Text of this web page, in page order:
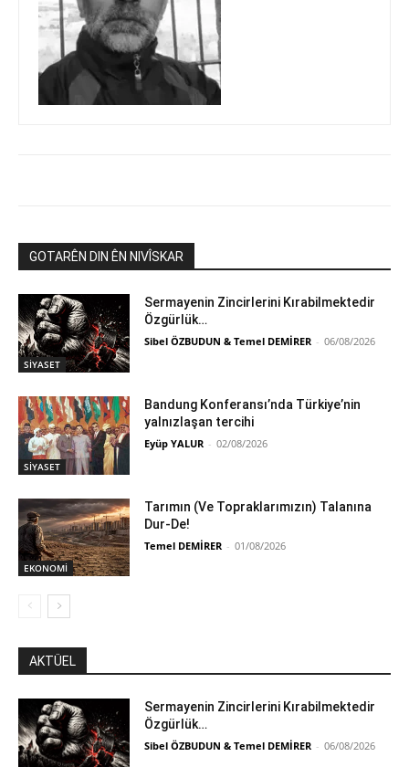
GOTARÊN DIN ÊN NIVÎSKAR
SİYASET
Sermayenin Zincirlerini Kırabilmektedir
Özgürlük…
Sibel ÖZBUDUN & Temel DEMİRER - 06/08/2026
SİYASET
Bandung Konferansı’nda Türkiye’nin
yalnızlaşan tercihi
Eyüp YALUR - 02/08/2026
EKONOMİ
Tarımın (Ve Topraklarımızın) Talanına
Dur-De!
Temel DEMİRER - 01/08/2026
AKTÜEL
Sermayenin Zincirlerini Kırabilmektedir
Özgürlük…
Sibel ÖZBUDUN & Temel DEMİRER - 06/08/2026